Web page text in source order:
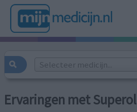
Selecteer medicijn...
Ervaringen met Superol